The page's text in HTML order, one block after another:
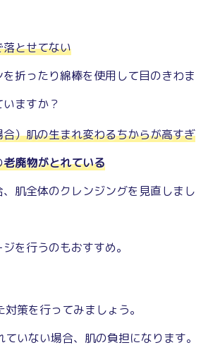
落とせてない
折ったり綿棒を使用して目のきわま
ますか？
）肌の生まれ変わるちからが高すぎ
老廃物がとれている
肌全体のクレンジングを見直しまし
行うのもおすすめ。
策を行ってみましょう。
いない場合、肌の負担になります。